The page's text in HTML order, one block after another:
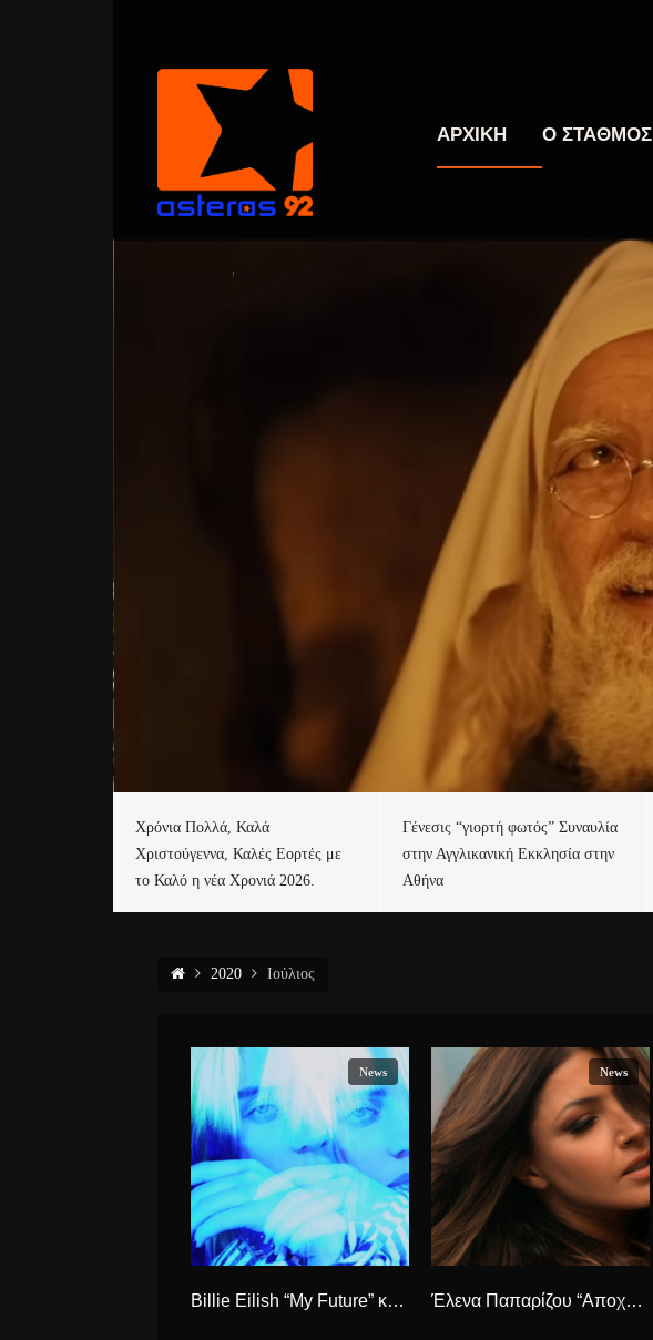
ΑΡΧΙΚΗ Ο ΣΤΑΘΜΟΣ
Χρόνια Πολλά, Καλά
Χριστούγεννα, Καλές Εορτές με
το Καλό η νέα Χρονιά 2026.
Γένεσις “γιορτή φωτός” Συναυλία
στην Αγγλικανική Εκκλησία στην
Αθήνα
2020 Ιούλιος
News
Billie Eilish “My Future” κυκλοφορεί το νέο Τραγούδι.
News
Έλενα Παπαρίζου “Αποχρώσεις” το νέο άλμπουμ έρχεται.